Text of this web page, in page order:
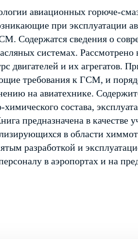
авиационных горюче-
при эксплуатации
Содержатся сведения о
системах. Рассмотрено
двигателей и их агрегатов.
требования к ГСМ, и
на авиатехнике.
химического состава,
предназначена в качестве
в области
разработкой и
в аэропортах и на